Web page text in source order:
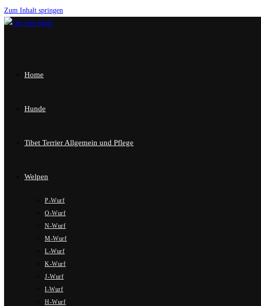
Zum Inhalt springen
Home
Hunde
Tibet Terrier Allgemein und Pflege
Welpen
P-Wurf
O-Wurf
N-Wurf
M-Wurf
L-Wurf
K-Wurf
J-Wurf
I-Wurf
H-Wurf